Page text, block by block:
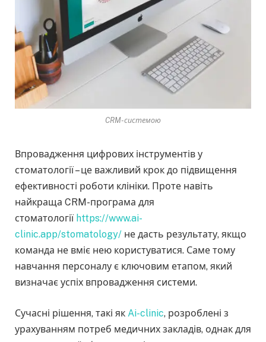
CRM-системою
Впровадження цифрових інструментів у
стоматології – це важливий крок до підвищення
ефективності роботи клініки. Проте навіть
найкраща CRM-програма для
стоматології https://www.ai-
clinic.app/stomatology/ не дасть результату, якщо
команда не вміє нею користуватися. Саме тому
навчання персоналу є ключовим етапом, який
визначає успіх впровадження системи.
Сучасні рішення, такі як Ai-clinic, розроблені з
урахуванням потреб медичних закладів, однак для